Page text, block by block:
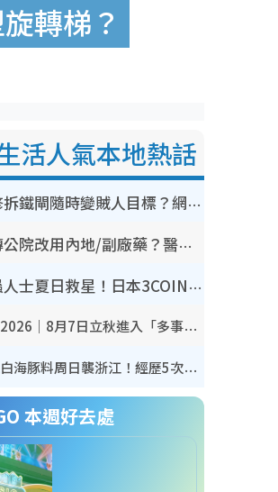
轉梯？
活人氣本地熱話
裝修拆鐵閘隨時變賊人目標？網民揭2大關鍵用途：裝新式等於白裝？附新舊鐵閘分別
網傳公院改用內地/副廠藥？醫生拆解正副廠分別 揭4類人換藥隨時出事
怕蟲人士夏日救星！日本3COINS爆紅驅蟲神器$45起 1招「全程免觸碰」輕鬆搞定小強
立秋2026｜8月7日立秋進入「多事之秋」 3件事唔做得！專家教6招開運 清枱頭／銀包納氣接好運
颱風白海豚料周日襲浙江！經歷5次「眼牆置換」極罕見 成登陸內地最長途颱風
本週好去處